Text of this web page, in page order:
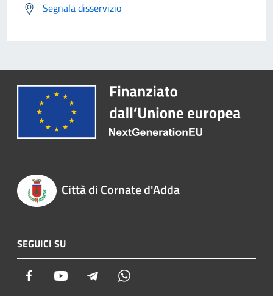
Segnala disservizio
Città di Cornate d'Adda
SEGUICI SU
Facebook Youtube Telegram